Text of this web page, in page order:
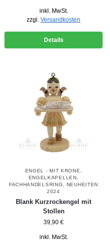
inkl. MwSt.
zzgl. Versandkosten
Details
ENGEL - MIT KRONE
ENGELKAPELLEN
FACHHANDELSRING
NEUHEITEN
2024
Blank Kurzrockengel mit
Stollen
39,90 €
inkl. MwSt.